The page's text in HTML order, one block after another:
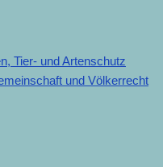
Tier- und Artenschutz
und Völkerrecht